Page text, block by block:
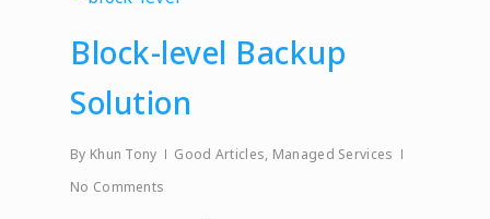
Block-level Backup
Solution
By Khun Tony Good Articles, Managed Services
No Comments